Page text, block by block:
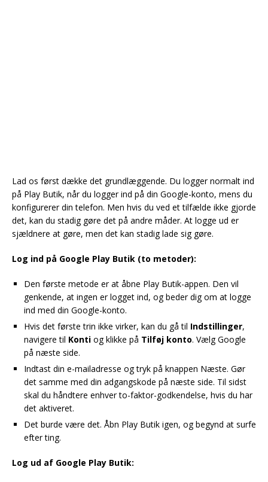
Lad os først dække det grundlæggende. Du logger normalt ind
på Play Butik, når du logger ind på din Google-konto, mens du
konfigurerer din telefon. Men hvis du ved et tilfælde ikke gjorde
det, kan du stadig gøre det på andre måder. At logge ud er
sjældnere at gøre, men det kan stadig lade sig gøre.
Log ind på Google Play Butik (to metoder):
Den første metode er at åbne Play Butik-appen. Den vil
genkende, at ingen er logget ind, og beder dig om at logge
ind med din Google-konto.
Hvis det første trin ikke virker, kan du gå til Indstillinger,
navigere til Konti og klikke på Tilføj konto. Vælg Google
på næste side.
Indtast din e-mailadresse og tryk på knappen Næste. Gør
det samme med din adgangskode på næste side. Til sidst
skal du håndtere enhver to-faktor-godkendelse, hvis du har
det aktiveret.
Det burde være det. Åbn Play Butik igen, og begynd at surfe
efter ting.
Log ud af Google Play Butik: